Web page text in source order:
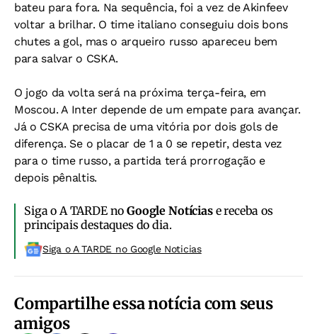
bateu para fora. Na sequência, foi a vez de Akinfeev
voltar a brilhar. O time italiano conseguiu dois bons
chutes a gol, mas o arqueiro russo apareceu bem
para salvar o CSKA.
O jogo da volta será na próxima terça-feira, em
Moscou. A Inter depende de um empate para avançar.
Já o CSKA precisa de uma vitória por dois gols de
diferença. Se o placar de 1 a 0 se repetir, desta vez
para o time russo, a partida terá prorrogação e
depois pênaltis.
Siga o A TARDE noGoogle Notíciase receba os
principais destaques do dia.
Siga o A TARDE no Google Noticias
Compartilhe essa notícia com seus
amigos